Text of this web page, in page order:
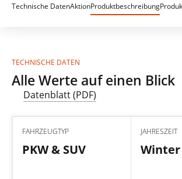
Technische DatenAktionProduktbeschreibung
TECHNISCHE DATEN
Alle Werte auf einen Blick
Datenblatt (PDF)
FAHRZEUGTYP
PKW & SUV
JAHRESZEIT
Winter